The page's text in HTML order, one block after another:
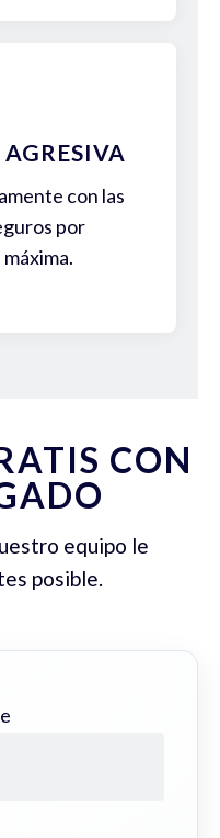
con las
por
CON
equipo le
posible.